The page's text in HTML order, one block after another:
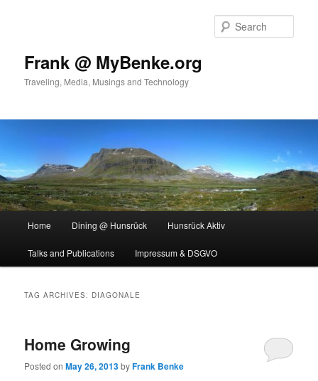
Frank @ MyBenke.org
Traveling, Media, Musings and Technology
Home Dining @ Hunsrück Hunsrück Aktiv
Talks and Publications Impressum & DSGVO
TAG ARCHIVES: DIAGONALE
Home Growing
Posted onMay 26, 2013byFrank Benke